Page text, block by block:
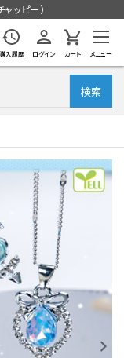
ッピー）
購入履歴 ログイン カート メニュー
検索
録